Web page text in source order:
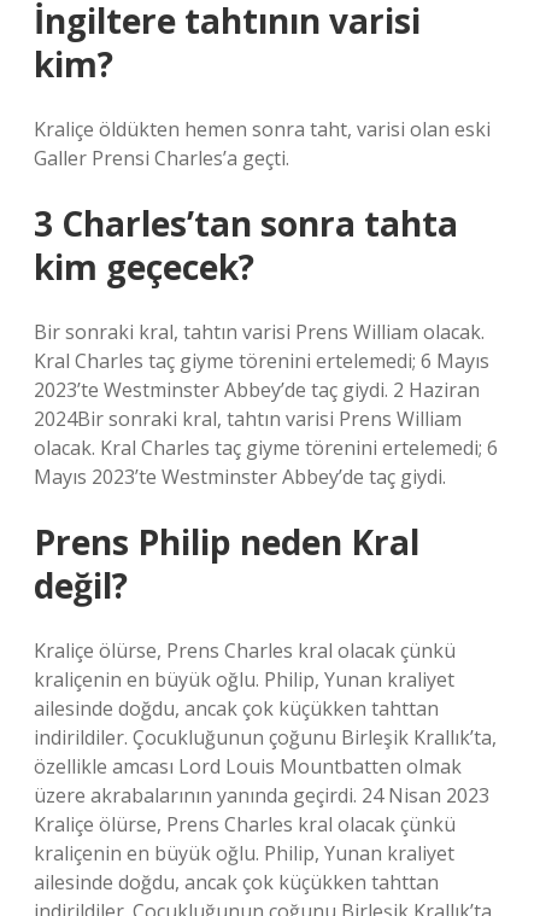
İngiltere tahtının varisi
kim?
Kraliçe öldükten hemen sonra taht, varisi olan eski
Galler Prensi Charles’a geçti.
3 Charles’tan sonra tahta
kim geçecek?
Bir sonraki kral, tahtın varisi Prens William olacak.
Kral Charles taç giyme törenini ertelemedi; 6 Mayıs
2023’te Westminster Abbey’de taç giydi. 2 Haziran
2024Bir sonraki kral, tahtın varisi Prens William
olacak. Kral Charles taç giyme törenini ertelemedi; 6
Mayıs 2023’te Westminster Abbey’de taç giydi.
Prens Philip neden Kral
değil?
Kraliçe ölürse, Prens Charles kral olacak çünkü
kraliçenin en büyük oğlu. Philip, Yunan kraliyet
ailesinde doğdu, ancak çok küçükken tahttan
indirildiler. Çocukluğunun çoğunu Birleşik Krallık’ta,
özellikle amcası Lord Louis Mountbatten olmak
üzere akrabalarının yanında geçirdi. 24 Nisan 2023
Kraliçe ölürse, Prens Charles kral olacak çünkü
kraliçenin en büyük oğlu. Philip, Yunan kraliyet
ailesinde doğdu, ancak çok küçükken tahttan